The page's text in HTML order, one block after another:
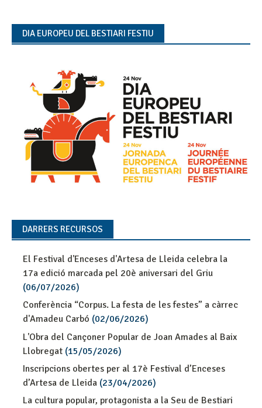
DIA EUROPEU DEL BESTIARI FESTIU
DARRERS RECURSOS
El Festival d'Enceses d'Artesa de Lleida celebra la
17a edició marcada pel 20è aniversari del Griu
(06/07/2026)
Conferència “Corpus. La festa de les festes” a càrrec
d'Amadeu Carbó (02/06/2026)
L'Obra del Cançoner Popular de Joan Amades al Baix
Llobregat (15/05/2026)
Inscripcions obertes per al 17è Festival d’Enceses
d’Artesa de Lleida (23/04/2026)
La cultura popular, protagonista a la Seu de Bestiari